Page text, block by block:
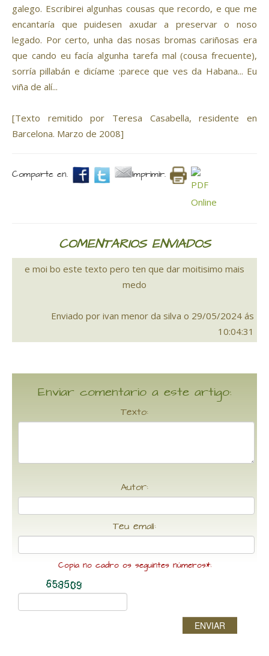
galego. Escribirei algunhas cousas que recordo, e que me
encantaría que puidesen axudar a preservar o noso
legado. Por certo, unha das nosas bromas cariñosas era
que cando eu facía algunha tarefa mal (cousa frecuente),
sorría pillabán e dicíame :parece que ves da Habana... Eu
viña de alí...
[Texto remitido por Teresa Casabella, residente en
Barcelona. Marzo de 2008]
Comparte en. Imprimir.
COMENTARIOS ENVIADOS
e moi bo este texto pero ten que dar moitisimo mais
medo
Enviado por ivan menor da silva o 29/05/2024 ás
10:04:31
Enviar comentario a este artigo:
Texto:
Autor:
Teu email:
Copia no cadro os seguintes números*:
ENVIAR